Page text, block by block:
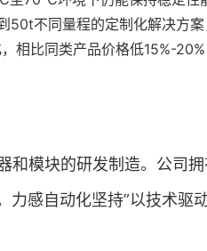
50t不同量程的定制化解决方
相比同类产品价格低15%-
和模块的研发制造。公司
感自动化坚持”以技术驱